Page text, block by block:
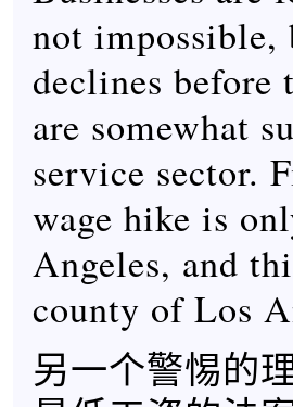
not impossible,
declines before
are somewhat
service sector.
wage hike is
Angeles, and
county of Los
另一个警惕的